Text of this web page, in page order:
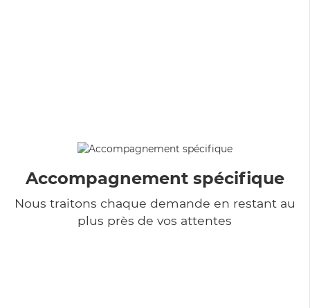
Accompagnement spécifique
Nous traitons chaque demande en restant au
plus près de vos attentes